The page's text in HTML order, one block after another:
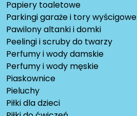
Papiery toaletowe
Parkingi garaże i tory wyścigowe
Pawilony altanki i domki
Peelingi i scruby do twarzy
Perfumy i wody damskie
Perfumy i wody męskie
Piaskownice
Pieluchy
Piłki dla dzieci